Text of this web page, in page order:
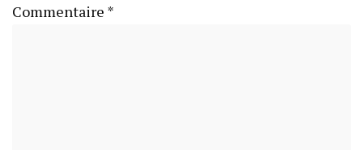
Commentaire *